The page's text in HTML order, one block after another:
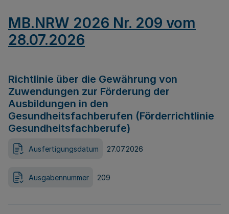
MB.NRW 2026 Nr. 209 vom
28.07.2026
Richtlinie über die Gewährung von
Zuwendungen zur Förderung der
Ausbildungen in den
Gesundheitsfachberufen (Förderrichtlinie
Gesundheitsfachberufe)
Ausfertigungsdatum 27.07.2026
Ausgabennummer 209